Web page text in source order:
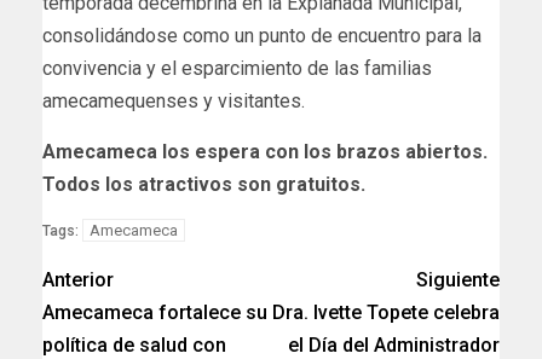
consolidándose como un punto de encuentro para la
convivencia y el esparcimiento de las familias
amecamequenses y visitantes.
Amecameca los espera con los brazos abiertos.
Todos los atractivos son gratuitos.
Tags: Amecameca
Anterior
Amecameca fortalece su
política de salud con
Siguiente
Dra. Ivette Topete celebra
el Día del Administrador